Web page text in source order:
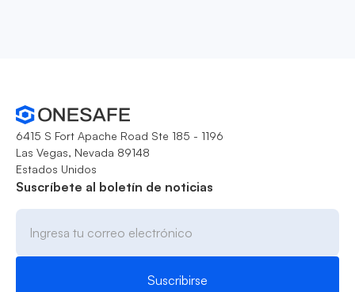
6415 S Fort Apache Road Ste 185 - 1196
Las Vegas, Nevada 89148
Estados Unidos
Suscríbete al boletín de noticias